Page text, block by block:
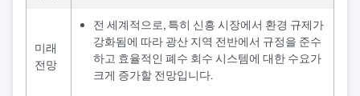
미래
전망
전 세계적으로, 특히 신흥 시장에서 환경 규제가
강화됨에 따라 광산 지역 전반에서 규정을 준수
하고 효율적인 폐수 회수 시스템에 대한 수요가
크게 증가할 전망입니다.